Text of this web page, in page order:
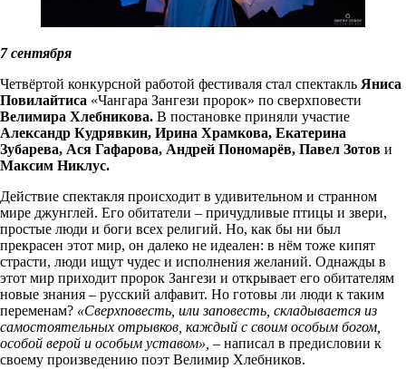
7 сентября
Четвёртой конкурсной работой фестиваля стал спектакль Яниса
Повилайтиса «Чангара Зангези пророк» по сверхповести
Велимира Хлебникова. В постановке приняли участие
Александр Кудрявкин, Ирина Храмкова, Екатерина
Зубарева, Ася Гафарова, Андрей Пономарёв, Павел Зотов и
Максим Никлус.
Действие спектакля происходит в удивительном и странном
мире джунглей. Его обитатели – причудливые птицы и звери,
простые люди и боги всех религий. Но, как бы ни был
прекрасен этот мир, он далеко не идеален: в нём тоже кипят
страсти, люди ищут чудес и исполнения желаний. Однажды в
этот мир приходит пророк Зангези и открывает его обитателям
новые знания – русский алфавит. Но готовы ли люди к таким
переменам? «Сверхповесть, или заповесть, складывается из
самостоятельных отрывков, каждый с своим особым богом,
особой верой и особым уставом», – написал в предисловии к
своему произведению поэт Велимир Хлебников.